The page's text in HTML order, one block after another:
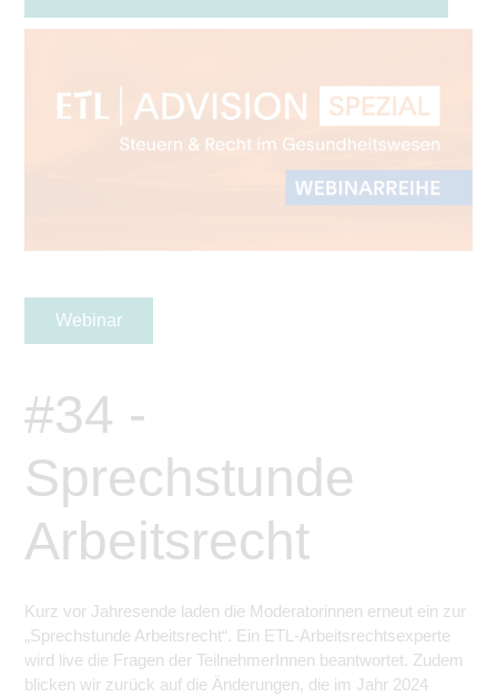
Webinar
#34 -
Sprechstunde
Arbeitsrecht
Kurz vor Jahresende laden die Moderatorinnen erneut ein zur
„Sprechstunde Arbeitsrecht“. Ein ETL-Arbeitsrechtsexperte
wird live die Fragen der TeilnehmerInnen beantwortet. Zudem
blicken wir zurück auf die Änderungen, die im Jahr 2024